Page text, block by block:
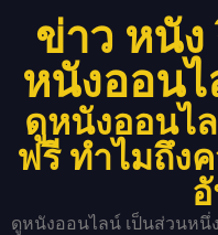
ข่าว หนัง
หนังออนไ
ดูหนังออนไ
ฟรี ทำไมถึง
ดูหนังออนไลน์ เป็นส่วนหนึ่